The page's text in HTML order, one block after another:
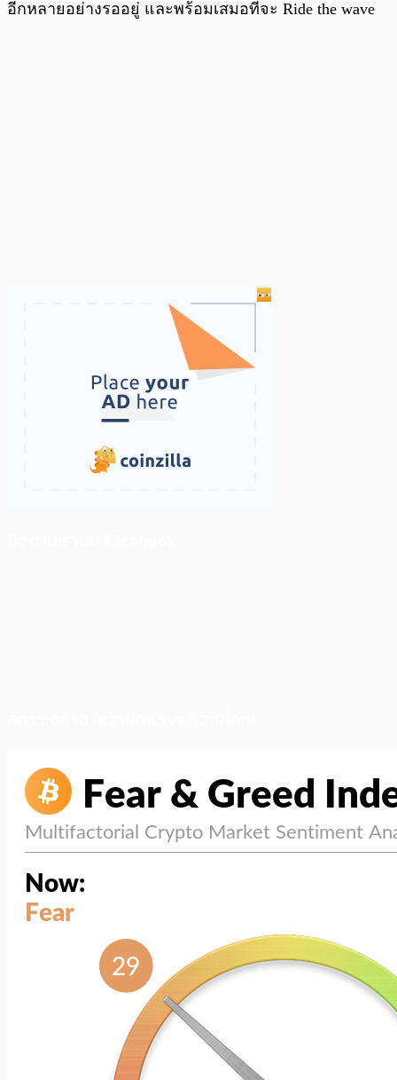
อีกหลายอย่างรออยู่ และพร้อมเสมอที่จะ Ride the wave